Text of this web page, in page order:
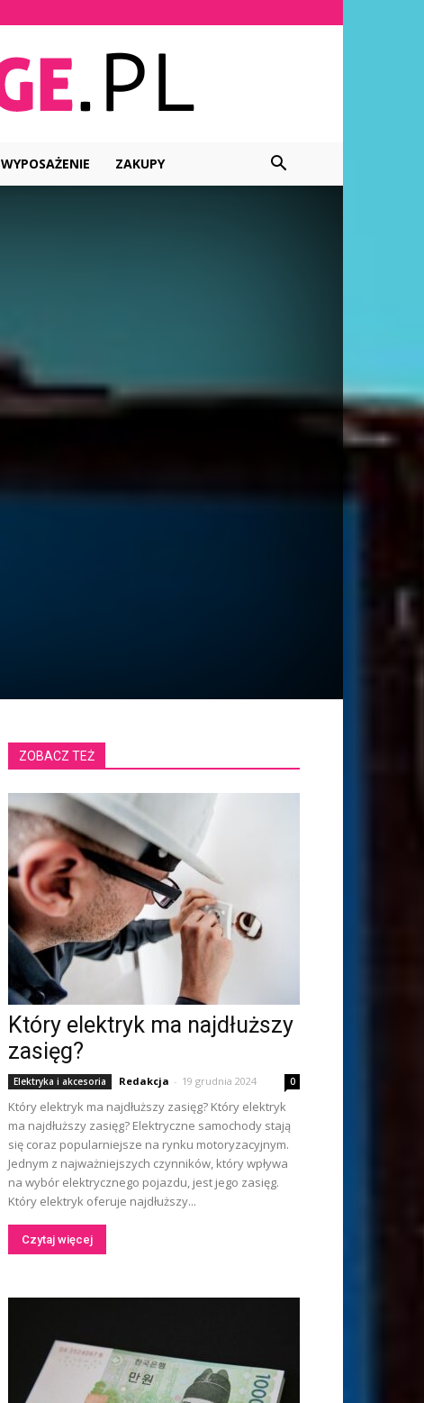
WYPOSAŻENIE ZAKUPY
ZOBACZ TEŻ
Który elektryk ma najdłuższy
zasięg?
Elektryka i akcesoria Redakcja - 19 grudnia 2024 0
Który elektryk ma najdłuższy zasięg? Który elektryk
ma najdłuższy zasięg? Elektryczne samochody stają
się coraz popularniejsze na rynku motoryzacyjnym.
Jednym z najważniejszych czynników, który wpływa
na wybór elektrycznego pojazdu, jest jego zasięg.
Który elektryk oferuje najdłuższy...
Czytaj więcej